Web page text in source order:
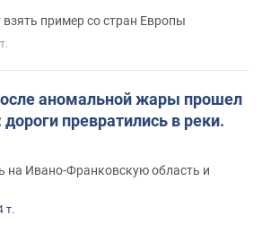
пример со стран Европы
аномальной жары прошел
превратились в реки.
на Ивано-Франковскую область и
т.